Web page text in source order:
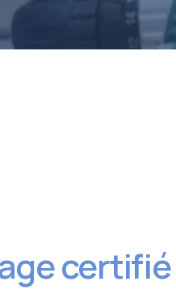
certifié